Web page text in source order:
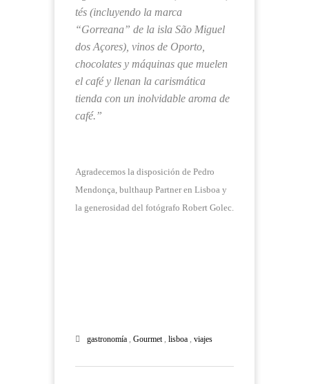
tés (incluyendo la marca
“Gorreana” de la isla São Miguel
dos Açores), vinos de Oporto,
chocolates y máquinas que muelen
el café y llenan la carismática
tienda con un inolvidable aroma de
café.”
Agradecemos la disposición de Pedro
Mendonça, bulthaup Partner en Lisboa y
la generosidad del fotógrafo Robert Golec.
gastronomía , Gourmet, lisboa , viajes